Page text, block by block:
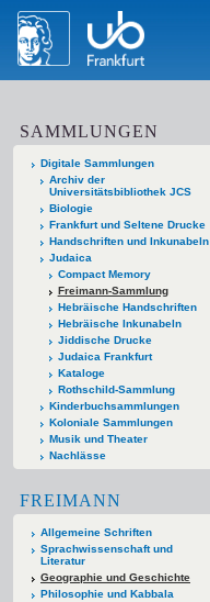
SAMMLUNGEN
Digitale Sammlungen
Archiv der
Universitätsbibliothek JCS
Biologie
Frankfurt und Seltene Drucke
Handschriften und Inkunabeln
Judaica
Compact Memory
Freimann-Sammlung
Hebräische Handschriften
Hebräische Inkunabeln
Jiddische Drucke
Judaica Frankfurt
Kataloge
Rothschild-Sammlung
Kinderbuchsammlungen
Koloniale Sammlungen
Musik und Theater
Nachlässe
FREIMANN
Allgemeine Schriften
Sprachwissenschaft und
Literatur
Geographie und Geschichte
Philosophie und Kabbala